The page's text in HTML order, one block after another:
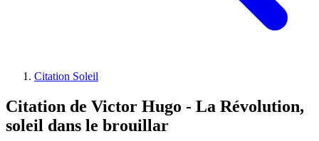
Citation Soleil
Citation de Victor Hugo - La Révolution,
soleil dans le brouillar